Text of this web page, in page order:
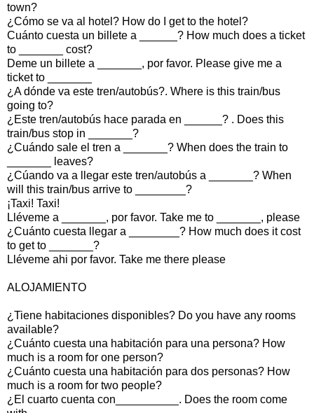
town?
¿Cómo se va al hotel? How do I get to the hotel?
Cuánto cuesta un billete a ______? How much does a ticket
to _______ cost?
Deme un billete a _______, por favor. Please give me a
ticket to _______
¿A dónde va este tren/autobús?. Where is this train/bus
going to?
¿Este tren/autobús hace parada en ______? . Does this
train/bus stop in _______?
¿Cuándo sale el tren a _______? When does the train to
_______ leaves?
¿Cúando va a llegar este tren/autobús a _______? When
will this train/bus arrive to ________?
¡Taxi! Taxi!
Lléveme a _______, por favor. Take me to _______, please
¿Cuánto cuesta llegar a ________? How much does it cost
to get to _______?
Lléveme ahi por favor. Take me there please
ALOJAMIENTO
¿Tiene habitaciones disponibles? Do you have any rooms
available?
¿Cuánto cuesta una habitación para una persona? How
much is a room for one person?
¿Cuánto cuesta una habitación para dos personas? How
much is a room for two people?
¿El cuarto cuenta con__________. Does the room come